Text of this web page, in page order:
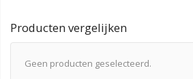
Producten vergelijken
Geen producten geselecteerd.